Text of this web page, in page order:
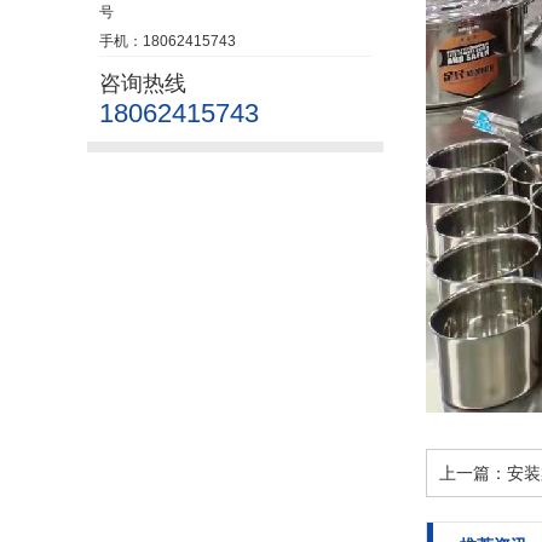
号
手机：18062415743
咨询热线
18062415743
上一篇： 安